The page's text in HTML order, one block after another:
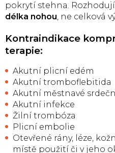
pokrytí stehna.
délka nohou, ne celková
Kontraindikace
terapie:
Akutní plicní edém
Akutní tromboflebitida
Akutní městnavé
Akutní infekce
Žilní trombóza
Plicní embolie
Otevřené rány, léze,
místě použití či v jeho